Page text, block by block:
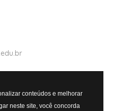
conteúdos e melhorar
neste site, você concorda